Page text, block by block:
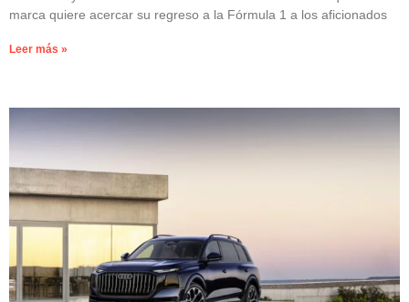
marca quiere acercar su regreso a la Fórmula 1 a los aficionados
Leer más »